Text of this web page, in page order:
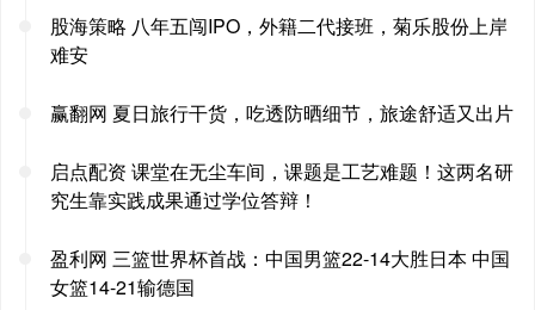
股海策略 八年五闯IPO，外籍二代接班，菊乐股份上岸
难安
赢翻网 夏日旅行干货，吃透防晒细节，旅途舒适又出片
启点配资 课堂在无尘车间，课题是工艺难题！这两名研
究生靠实践成果通过学位答辩！
盈利网 三篮世界杯首战：中国男篮22-14大胜日本 中国
女篮14-21输德国